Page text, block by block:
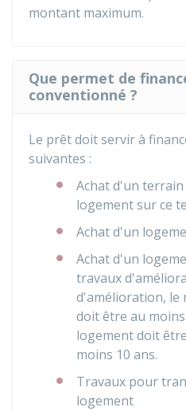
montant maximum.
Que permet de
conventionné ?
Le prêt doit servir à
suivantes :
Achat d'un
logement sur ce
Achat d'un
Achat d'un
travaux
d'amélioration, le
doit être au
logement doit
moins 10 ans.
Travaux pour
logement